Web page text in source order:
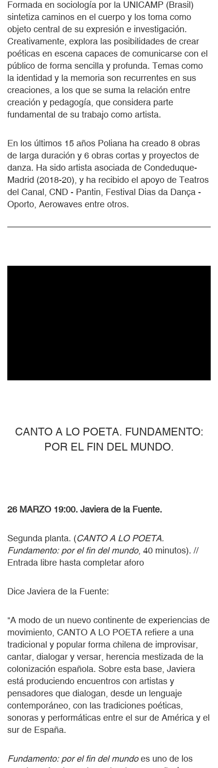
Formada en sociología por la UNICAMP (Brasil)
sintetiza caminos en el cuerpo y los toma como
objeto central de su expresión e investigación.
Creativamente, explora las posibilidades de crear
poéticas en escena capaces de comunicarse con el
público de forma sencilla y profunda. Temas como
la identidad y la memoria son recurrentes en sus
creaciones, a los que se suma la relación entre
creación y pedagogía, que considera parte
fundamental de su trabajo como artista.
En los últimos 15 años Poliana ha creado 8 obras
de larga duración y 6 obras cortas y proyectos de
danza. Ha sido artista asociada de Condeduque-
Madrid (2018-20), y ha recibido el apoyo de Teatros
del Canal, CND - Pantin, Festival Dias da Dança -
Oporto, Aerowaves entre otros.
CANTO A LO POETA. FUNDAMENTO:
POR EL FIN DEL MUNDO.
26 MARZO 19:00. Javiera de la Fuente.
Segunda planta. (CANTO A LO POETA.
Fundamento: por el fin del mundo, 40 minutos). //
Entrada libre hasta completar aforo
Dice Javiera de la Fuente:
"A modo de un nuevo continente de experiencias de
movimiento, CANTO A LO POETA refiere a una
tradicional y popular forma chilena de improvisar,
cantar, dialogar y versar, herencia mestizada de la
colonización española. Sobre esta base, Javiera
está produciendo encuentros con artistas y
pensadores que dialogan, desde un lenguaje
contemporáneo, con las tradiciones poéticas,
sonoras y performáticas entre el sur de América y el
sur de España.
Fundamento: por el fin del mundoes uno de los